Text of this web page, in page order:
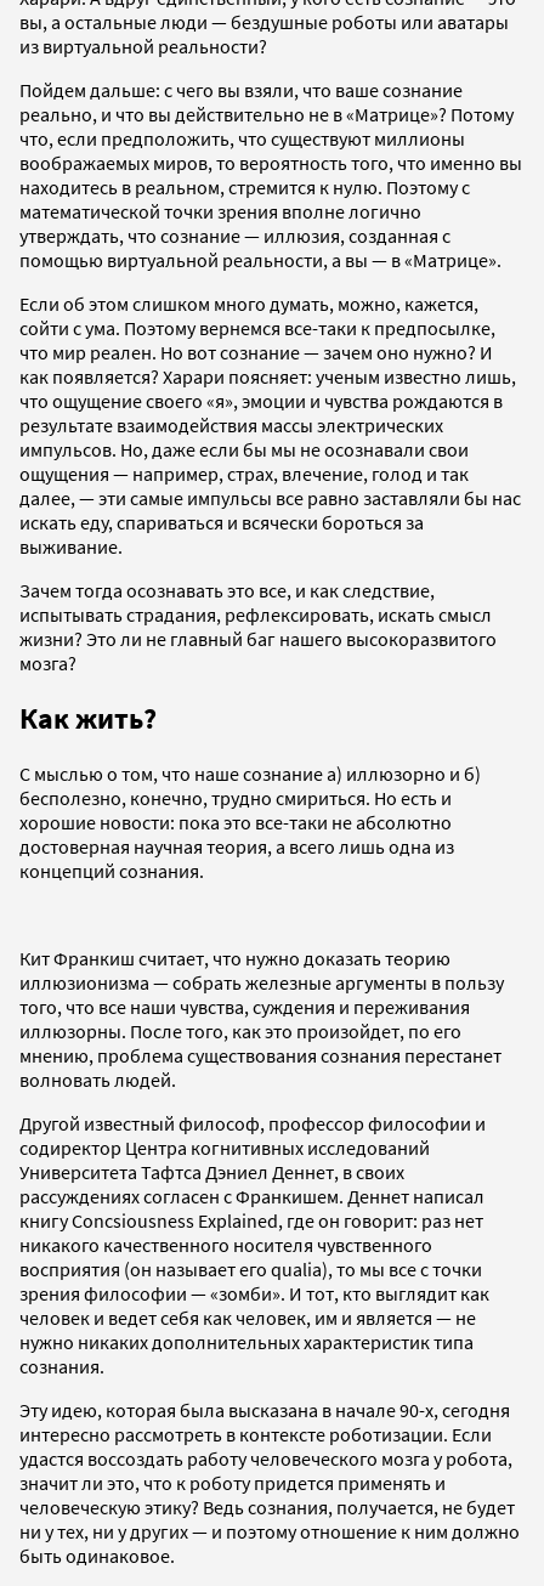
вы, а остальные люди — бездушные роботы или аватары
из виртуальной реальности?
Пойдем дальше: с чего вы взяли, что ваше сознание
реально, и что вы действительно не в «Матрице»? Потому
что, если предположить, что существуют миллионы
воображаемых миров, то вероятность того, что именно вы
находитесь в реальном, стремится к нулю. Поэтому с
математической точки зрения вполне логично
утверждать, что сознание — иллюзия, созданная с
помощью виртуальной реальности, а вы — в «Матрице».
Если об этом слишком много думать, можно, кажется,
сойти с ума. Поэтому вернемся все-таки к предпосылке,
что мир реален. Но вот сознание — зачем оно нужно? И
как появляется? Харари поясняет: ученым известно лишь,
что ощущение своего «я», эмоции и чувства рождаются в
результате взаимодействия массы электрических
импульсов. Но, даже если бы мы не осознавали свои
ощущения — например, страх, влечение, голод и так
далее, — эти самые импульсы все равно заставляли бы нас
искать еду, спариваться и всячески бороться за
выживание.
Зачем тогда осознавать это все, и как следствие,
испытывать страдания, рефлексировать, искать смысл
жизни? Это ли не главный баг нашего высокоразвитого
мозга?
Как жить?
С мыслью о том, что наше сознание а) иллюзорно и б)
бесполезно, конечно, трудно смириться. Но есть и
хорошие новости: пока это все-таки не абсолютно
достоверная научная теория, а всего лишь одна из
концепций сознания.
Кит Франкиш считает, что нужно доказать теорию
иллюзионизма — собрать железные аргументы в пользу
того, что все наши чувства, суждения и переживания
иллюзорны. После того, как это произойдет, по его
мнению, проблема существования сознания перестанет
волновать людей.
Другой известный философ, профессор философии и
содиректор Центра когнитивных исследований
Университета Тафтса Дэниел Деннет, в своих
рассуждениях согласен с Франкишем. Деннет написал
книгу Concsiousness Explained, где он говорит: раз нет
никакого качественного носителя чувственного
восприятия (он называет его qualia), то мы все с точки
зрения философии — «зомби». И тот, кто выглядит как
человек и ведет себя как человек, им и является — не
нужно никаких дополнительных характеристик типа
сознания.
Эту идею, которая была высказана в начале 90-х, сегодня
интересно рассмотреть в контексте роботизации. Если
удастся воссоздать работу человеческого мозга у робота,
значит ли это, что к роботу придется применять и
человеческую этику? Ведь сознания, получается, не будет
ни у тех, ни у других — и поэтому отношение к ним должно
быть одинаковое.